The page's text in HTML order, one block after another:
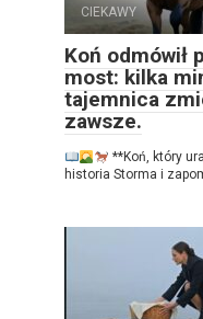
CIEKAWY
Koń odmówił
most: kilka
tajemnica
zawsze.
**Koń, który
historia Storma i